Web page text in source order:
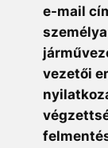
e-mail
vezetői